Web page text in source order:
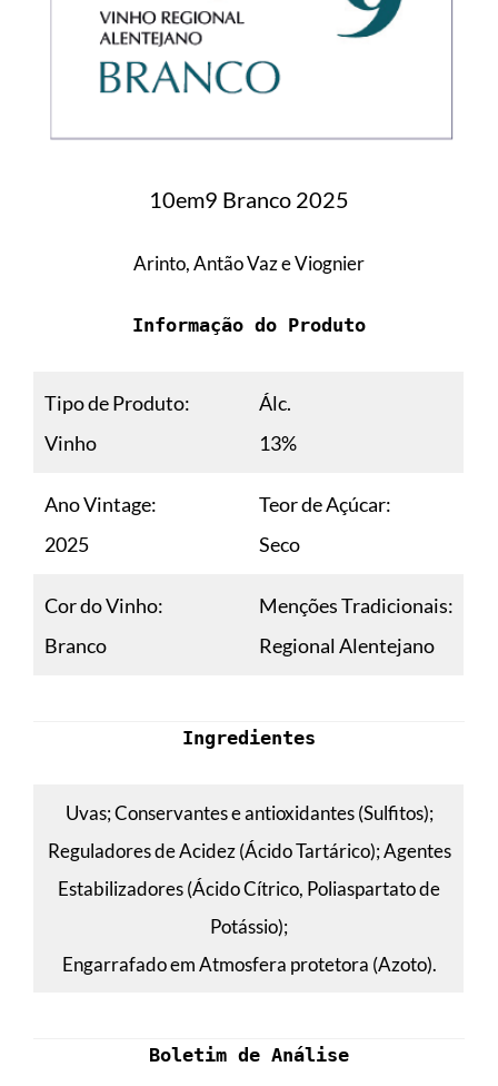
10em9 Branco 2025
Arinto, Antão Vaz e Viognier
Informação do Produto
Tipo de Produto:
Vinho
Álc.
13%
Ano Vintage:
2025
Teor de Açúcar:
Seco
Cor do Vinho:
Branco
Menções Tradicionais:
Regional Alentejano
Ingredientes
Uvas; Conservantes e antioxidantes (Sulfitos);
Reguladores de Acidez (Ácido Tartárico); Agentes
Estabilizadores (Ácido Cítrico, Poliaspartato de
Potássio);
Engarrafado em Atmosfera protetora (Azoto).
Boletim de Análise